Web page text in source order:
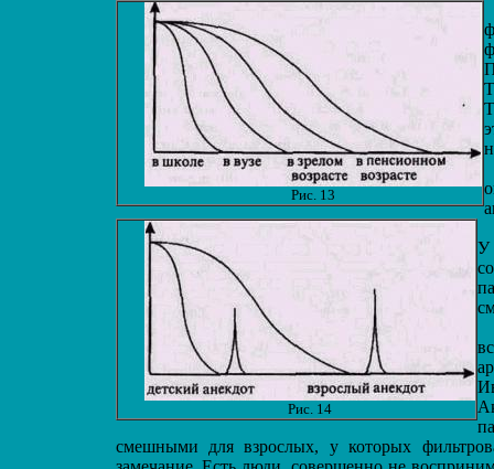
Рис. 13
Рис. 14
У
смешными для взрослых, у которых